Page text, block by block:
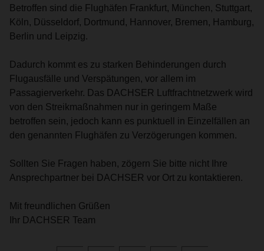
Betroffen sind die Flughäfen Frankfurt, München, Stuttgart,
Köln, Düsseldorf, Dortmund, Hannover, Bremen, Hamburg,
Berlin und Leipzig.
Dadurch kommt es zu starken Behinderungen durch
Flugausfälle und Verspätungen, vor allem im
Passagierverkehr. Das DACHSER Luftfrachtnetzwerk wird
von den Streikmaßnahmen nur in geringem Maße
betroffen sein, jedoch kann es punktuell in Einzelfällen an
den genannten Flughäfen zu Verzögerungen kommen.
Sollten Sie Fragen haben, zögern Sie bitte nicht Ihre
Ansprechpartner bei DACHSER vor Ort zu kontaktieren.
Mit freundlichen Grüßen
Ihr DACHSER Team